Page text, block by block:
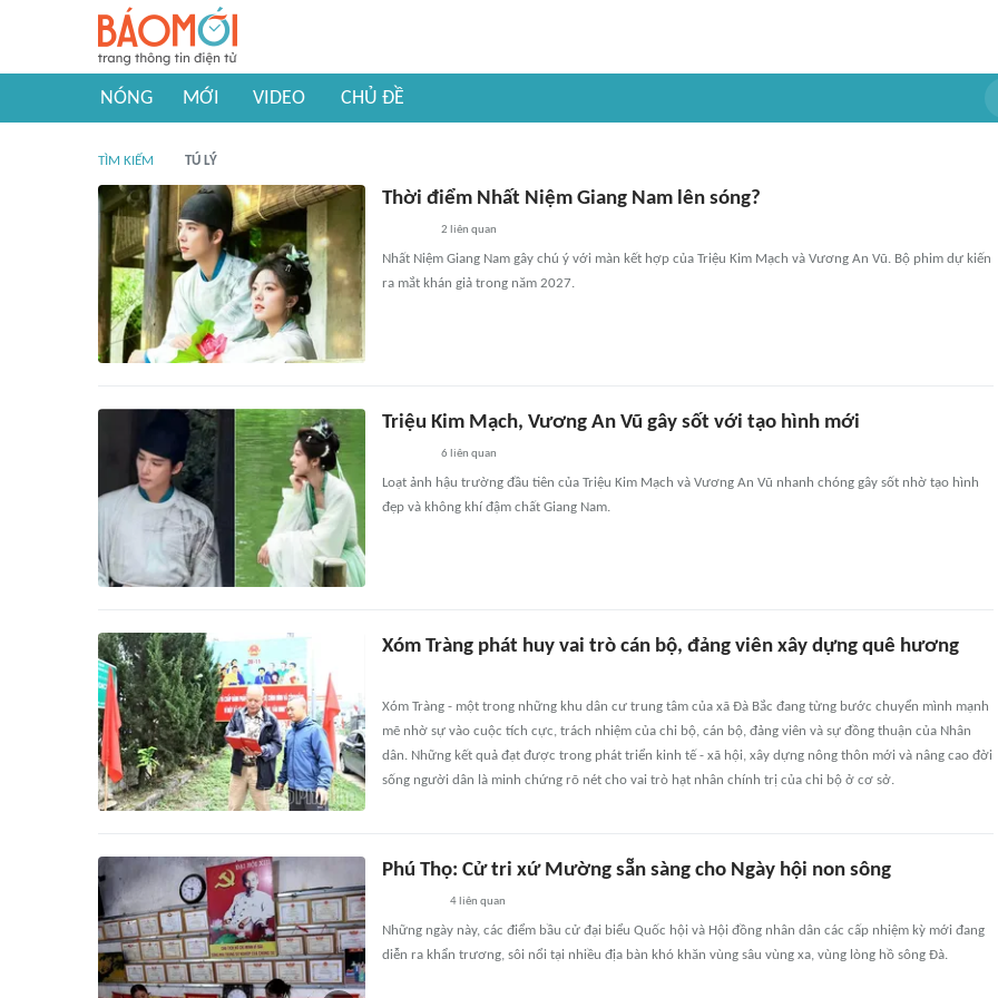
NÓNG MỚI VIDEO CHỦ ĐỀ
TÌM KIẾM TÚ LÝ
Thời điểm Nhất Niệm Giang Nam lên sóng?
2 liên quan
Nhất Niệm Giang Nam gây chú ý với màn kết hợp của Triệu Kim Mạch và Vương An Vũ. Bộ phim dự kiến
ra mắt khán giả trong năm 2027.
Triệu Kim Mạch, Vương An Vũ gây sốt với tạo hình mới
6 liên quan
Loạt ảnh hậu trường đầu tiên của Triệu Kim Mạch và Vương An Vũ nhanh chóng gây sốt nhờ tạo hình
đẹp và không khí đậm chất Giang Nam.
Xóm Tràng phát huy vai trò cán bộ, đảng viên xây dựng quê hương
Xóm Tràng - một trong những khu dân cư trung tâm của xã Đà Bắc đang từng bước chuyển mình mạnh
mẽ nhờ sự vào cuộc tích cực, trách nhiệm của chi bộ, cán bộ, đảng viên và sự đồng thuận của Nhân
dân. Những kết quả đạt được trong phát triển kinh tế - xã hội, xây dựng nông thôn mới và nâng cao đời
sống người dân là minh chứng rõ nét cho vai trò hạt nhân chính trị của chi bộ ở cơ sở.
Phú Thọ: Cử tri xứ Mường sẵn sàng cho Ngày hội non sông
4liên quan
Những ngày này, các điểm bầu cử đại biểu Quốc hội và Hội đồng nhân dân các cấp nhiệm kỳ mới đang
diễn ra khẩn trương, sôi nổi tại nhiều địa bàn khó khăn vùng sâu vùng xa, vùng lòng hồ sông Đà.